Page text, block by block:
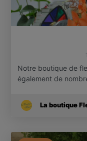
Notre boutique de
également de
La boutique